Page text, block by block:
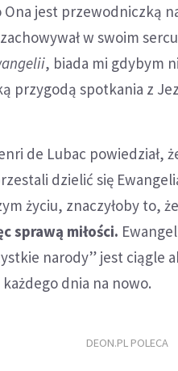
jest przewodniczką
w swoim sercu
, biada mi gdybym
przygodą spotkania z
de Lubac powiedział,
dzielić się
życiu, znaczyłoby to,
sprawą miłości.
narody” jest ciągle
dnia na nowo.
DEON.PL POLECA